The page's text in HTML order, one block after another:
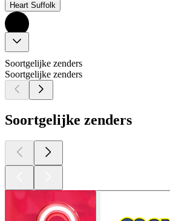
Heart Suffolk
Soortgelijke zenders
Soortgelijke zenders
Soortgelijke zenders